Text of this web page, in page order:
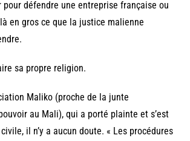
pour défendre une entreprise française ou
en gros ce que la justice malienne
sa propre religion.
Maliko (proche de la junte
au Mali), qui a porté plainte et s’est
il n’y a aucun doute. « Les procédures